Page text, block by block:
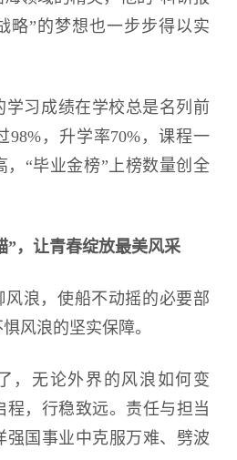
略”的梦想也一步步得以实
学习成绩在学校总是名列前
98%，升学率70%，课程一
，“毕业金榜”上榜数量创全
”，让青春绽放最美风采
风浪，使船不动摇的必要部
风浪的坚实保障。
，无论外界的风浪如何变
程，行稳致远。责任与担当
强国事业中克服万难、劈波